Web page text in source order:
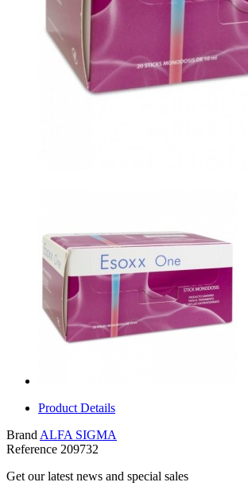
Product Details
BrandALFA SIGMA
Reference 209732
Get our latest news and special sales